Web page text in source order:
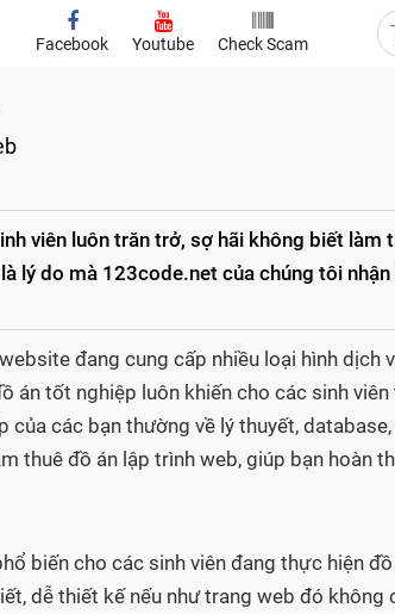
Facebook Youtube Check Scam
viên luôn trăn trở, sợ hãi không biết làm
lý do mà 123code.net của chúng tôi
đang cung cấp nhiều loại hình dịch
án tốt nghiệp luôn khiến cho các sinh
của các bạn thường về lý thuyết,
thuê đồ án lập trình web, giúp bạn hoàn
biến cho các sinh viên đang thực hiện
dễ thiết kế nếu như trang web đó không